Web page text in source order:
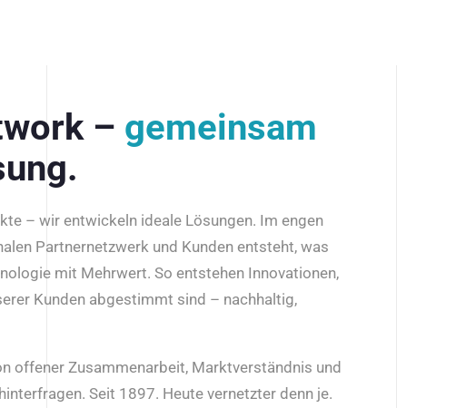
– gemeinsam
– wir entwickeln ideale Lösungen. Im engen
Partnernetzwerk und Kunden entsteht, was
mit Mehrwert. So entstehen Innovationen,
Kunden abgestimmt sind – nachhaltig,
offener Zusammenarbeit, Marktverständnis und
Seit 1897. Heute vernetzter denn je.